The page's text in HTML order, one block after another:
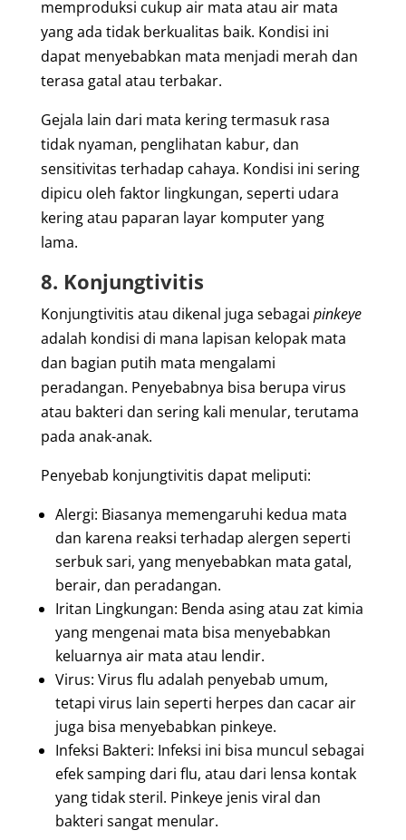
memproduksi cukup air mata atau air mata
yang ada tidak berkualitas baik. Kondisi ini
dapat menyebabkan mata menjadi merah dan
terasa gatal atau terbakar.
Gejala lain dari mata kering termasuk rasa
tidak nyaman, penglihatan kabur, dan
sensitivitas terhadap cahaya. Kondisi ini sering
dipicu oleh faktor lingkungan, seperti udara
kering atau paparan layar komputer yang
lama.
8. Konjungtivitis
Konjungtivitis atau dikenal juga sebagai pinkeye
adalah kondisi di mana lapisan kelopak mata
dan bagian putih mata mengalami
peradangan. Penyebabnya bisa berupa virus
atau bakteri dan sering kali menular, terutama
pada anak-anak.
Penyebab konjungtivitis dapat meliputi:
Alergi: Biasanya memengaruhi kedua mata
dan karena reaksi terhadap alergen seperti
serbuk sari, yang menyebabkan mata gatal,
berair, dan peradangan.
Iritan Lingkungan: Benda asing atau zat kimia
yang mengenai mata bisa menyebabkan
keluarnya air mata atau lendir.
Virus: Virus flu adalah penyebab umum,
tetapi virus lain seperti herpes dan cacar air
juga bisa menyebabkan pinkeye.
Infeksi Bakteri: Infeksi ini bisa muncul sebagai
efek samping dari flu, atau dari lensa kontak
yang tidak steril. Pinkeye jenis viral dan
bakteri sangat menular.